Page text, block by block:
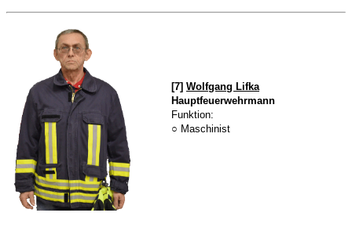
[7] Wolfgang Lifka
Hauptfeuerwehrmann
Funktion:
○ Maschinist